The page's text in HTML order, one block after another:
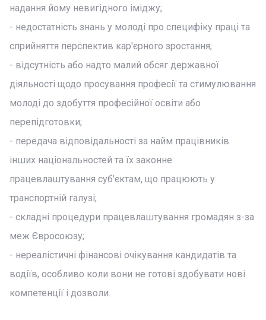
надання йому невигідного іміджу;
- недостатність знань у молоді про специфіку праці та
сприйняття перспектив кар'єрного зростання;
- відсутність або надто малий обсяг державної
діяльності щодо просування професії та стимулювання
молоді до здобуття професійної освіти або
перепідготовки;
- передача відповідальності за найм працівників
інших національностей та їх законне
працевлаштування суб'єктам, що працюють у
транспортній галузі;
- складні процедури працевлаштування громадян з-за
меж Євросоюзу;
- нереалістичні фінансові очікування кандидатів та
водіїв, особливо коли вони не готові здобувати нові
компетенції і дозволи.